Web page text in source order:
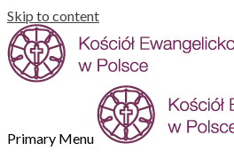
Skip to content
Primary Menu